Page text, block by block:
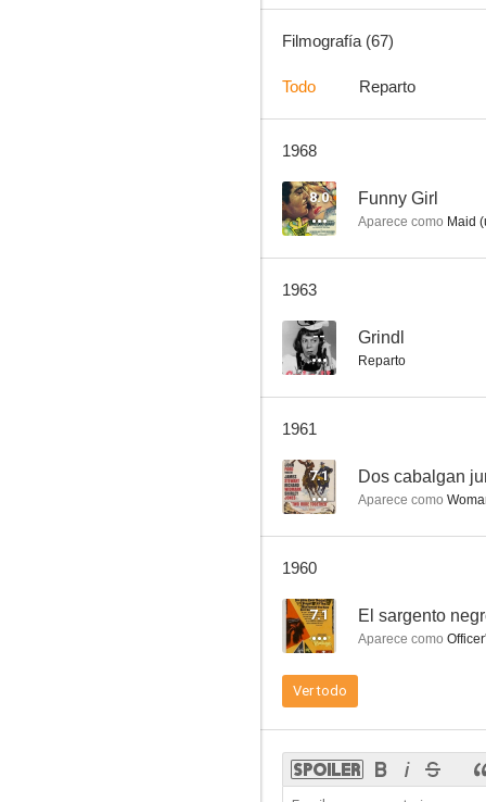
7.1
Filmografía (67)
Todo Reparto
1968
8.0 Funny Girl
Aparece como Maid
1963
-- Grindl
Reparto
1961
7.1 Dos cabalgan
Aparece como
1960
7.1 El sargento
Aparece como
Ver todo